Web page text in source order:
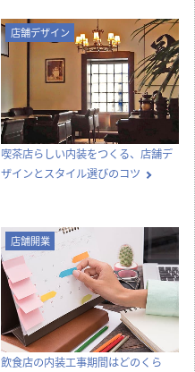
店舗デザイン
喫茶店らしい内装をつくる、店舗デ
ザインとスタイル選びのコツ
店舗開業
飲食店の内装工事期間はどのくら